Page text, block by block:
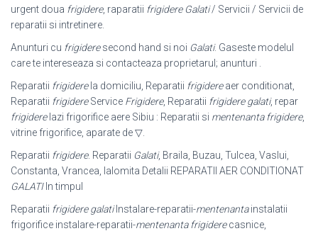
urgent doua frigidere, raparatii frigidere Galati/ Servicii / Servicii de
reparatii si intretinere.
Anunturi cu frigideresecond hand si noi Galati. Gaseste modelul
care te intereseaza si contacteaza proprietarul; anunturi .
Reparatii frigiderela domiciliu, Reparatii frigidereaer conditionat,
Reparatii frigidereService Frigidere, Reparatii frigidere galati, repar
frigiderelazi frigorifice aere Sibiu : Reparatii si mentenanta frigidere,
vitrine frigorifice, aparate de ▽.
Reparatii frigidere. Reparatii Galati, Braila, Buzau, Tulcea, Vaslui,
Constanta, Vrancea, Ialomita Detalii REPARATII AER CONDITIONAT
GALATIIn timpul
Reparatii frigidere galatiInstalare-reparatii-mentenantainstalatii
frigorifice instalare-reparatii-mentenanta frigiderecasnice,